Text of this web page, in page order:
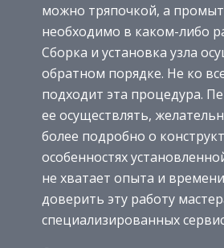
можно тряпочкой, а
необходимо в каком-либо
Сборка и установка узла
обратном порядке. Не ко
подходит эта процедура.
ее осуществлять,
более подробно о
особенностях
не хватает опыта и
доверить эту работу
специализированных